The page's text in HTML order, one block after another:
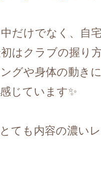
だけでなく、自
はクラブの握り
グや身体の動き
じています✨
ても内容の濃い